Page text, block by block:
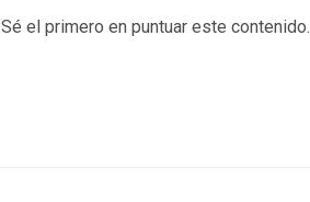
Sé el primero en puntuar este contenido.